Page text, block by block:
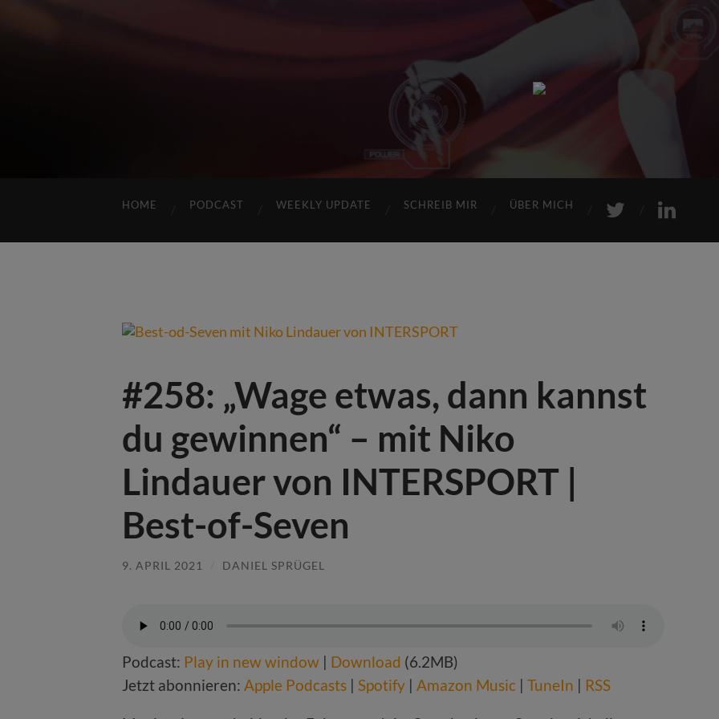
HOME PODCAST WEEKLY UPDATE SCHREIB MIR ÜBER MICH
#258: „Wage etwas, dann kannst
du gewinnen“ – mit Niko
Lindauer von INTERSPORT |
Best-of-Seven
9. APRIL 2021 DANIEL SPRÜGEL
Podcast: Play in new window | Download (6.2MB)
Jetzt abonnieren: Apple Podcasts | Spotify | Amazon Music | TuneIn | RSS